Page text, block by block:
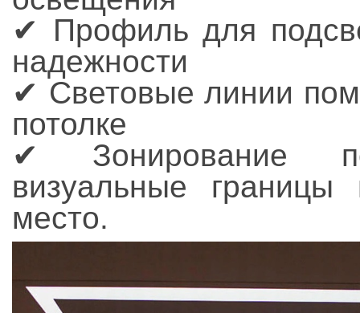
✔ Профиль для
надежности
✔ Световые линии
потолке
✔ Зонирование
визуальные
место.